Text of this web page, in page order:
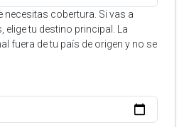
necesitas cobertura. Si vas a
elige tu destino principal. La
fuera de tu país de origen y no se